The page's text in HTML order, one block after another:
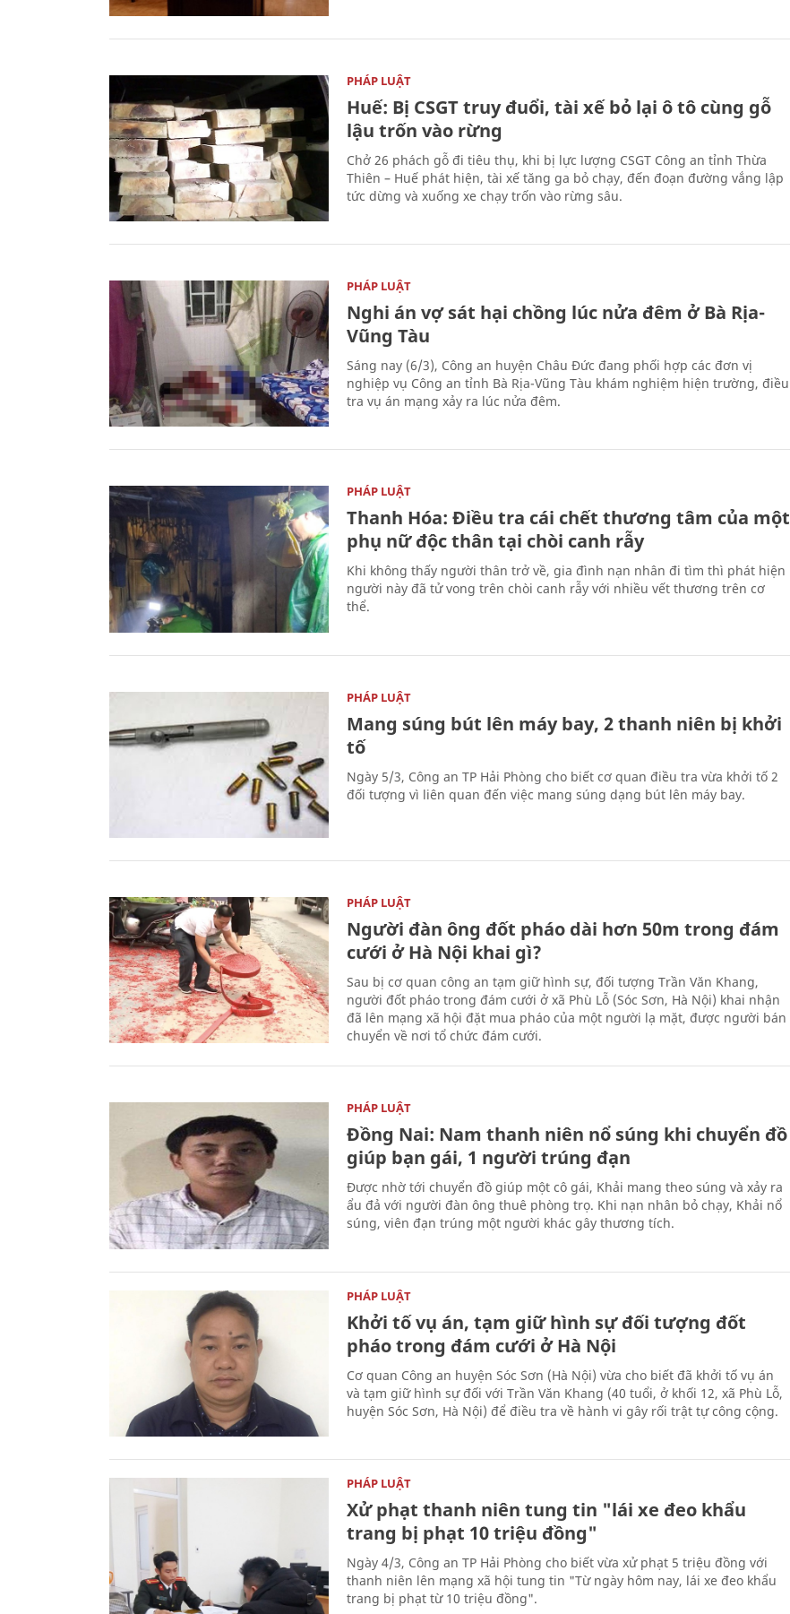
PHÁP LUẬT
Huế: Bị CSGT truy đuổi, tài xế bỏ lại ô tô cùng gỗ
lậu trốn vào rừng
Chở 26 phách gỗ đi tiêu thụ, khi bị lực lượng CSGT Công an tỉnh Thừa
Thiên – Huế phát hiện, tài xế tăng ga bỏ chạy, đến đoạn đường vắng lập
tức dừng và xuống xe chạy trốn vào rừng sâu.
PHÁP LUẬT
Nghi án vợ sát hại chồng lúc nửa đêm ở Bà Rịa-
Vũng Tàu
Sáng nay (6/3), Công an huyện Châu Đức đang phối hợp các đơn vị
nghiệp vụ Công an tỉnh Bà Rịa-Vũng Tàu khám nghiệm hiện trường, điều
tra vụ án mạng xảy ra lúc nửa đêm.
PHÁP LUẬT
Thanh Hóa: Điều tra cái chết thương tâm của một
phụ nữ độc thân tại chòi canh rẫy
Khi không thấy người thân trở về, gia đình nạn nhân đi tìm thì phát hiện
người này đã tử vong trên chòi canh rẫy với nhiều vết thương trên cơ
thể.
PHÁP LUẬT
Mang súng bút lên máy bay, 2 thanh niên bị khởi
tố
Ngày 5/3, Công an TP Hải Phòng cho biết cơ quan điều tra vừa khởi tố 2
đối tượng vì liên quan đến việc mang súng dạng bút lên máy bay.
PHÁP LUẬT
Người đàn ông đốt pháo dài hơn 50m trong đám
cưới ở Hà Nội khai gì?
Sau bị cơ quan công an tạm giữ hình sự, đối tượng Trần Văn Khang,
người đốt pháo trong đám cưới ở xã Phù Lỗ (Sóc Sơn, Hà Nội) khai nhận
đã lên mạng xã hội đặt mua pháo của một người lạ mặt, được người bán
chuyển về nơi tổ chức đám cưới.
PHÁP LUẬT
Đồng Nai: Nam thanh niên nổ súng khi chuyển đồ
giúp bạn gái, 1 người trúng đạn
Được nhờ tới chuyển đồ giúp một cô gái, Khải mang theo súng và xảy ra
ẩu đả với người đàn ông thuê phòng trọ. Khi nạn nhân bỏ chạy, Khải nổ
súng, viên đạn trúng một người khác gây thương tích.
PHÁP LUẬT
Khởi tố vụ án, tạm giữ hình sự đối tượng đốt
pháo trong đám cưới ở Hà Nội
Cơ quan Công an huyện Sóc Sơn (Hà Nội) vừa cho biết đã khởi tố vụ án
và tạm giữ hình sự đối với Trần Văn Khang (40 tuổi, ở khối 12, xã Phù Lỗ,
huyện Sóc Sơn, Hà Nội) để điều tra về hành vi gây rối trật tự công cộng.
PHÁP LUẬT
Xử phạt thanh niên tung tin "lái xe đeo khẩu
trang bị phạt 10 triệu đồng"
Ngày 4/3, Công an TP Hải Phòng cho biết vừa xử phạt 5 triệu đồng với
thanh niên lên mạng xã hội tung tin "Từ ngày hôm nay, lái xe đeo khẩu
trang bị phạt từ 10 triệu đồng".